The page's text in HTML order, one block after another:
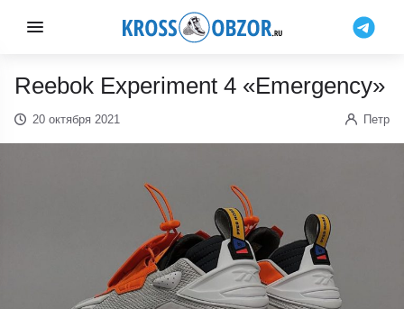
Reebok Experiment 4 «Emergency»
20 октября 2021 Петр